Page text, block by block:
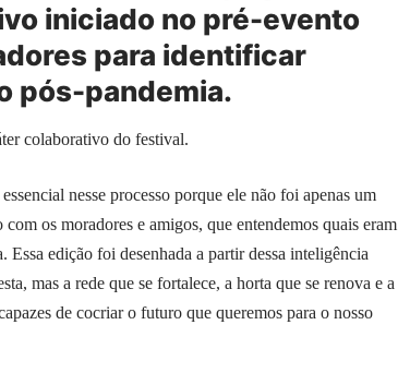
iniciado no pré-evento
para identificar
pós-pandemia.
colaborativo do festival.
nesse processo porque ele não foi apenas um
os moradores e amigos, que entendemos quais eram
Essa edição foi desenhada a partir dessa inteligência
mas a rede que se fortalece, a horta que se renova e a
de cocriar o futuro que queremos para o nosso